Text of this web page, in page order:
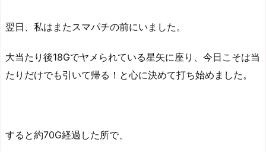
翌日、私はまたスマパチの前にいました。
大当たり後18Gでヤメられている星矢に座り、今日こそは当
たりだけでも引いて帰る！と心に決めて打ち始めました。
すると約70G経過した所で、